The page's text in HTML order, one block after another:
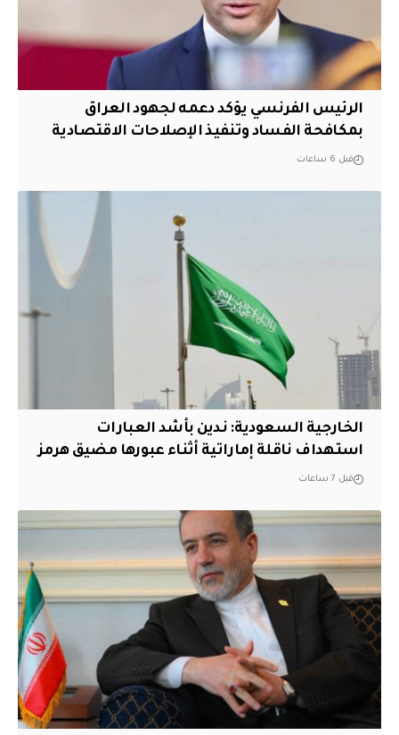
الرئيس الفرنسي يؤكد دعمه لجهود العراق
بمكافحة الفساد وتنفيذ الإصلاحات الاقتصادية
قبل 6 ساعات
‏الخارجية السعودية: ندين بأشد العبارات
استهداف ناقلة إماراتية أثناء عبورها مضيق هرمز
قبل 7 ساعات